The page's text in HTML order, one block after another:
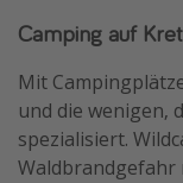
Camping auf
Mit
und die wenigen,
spezialisiert.